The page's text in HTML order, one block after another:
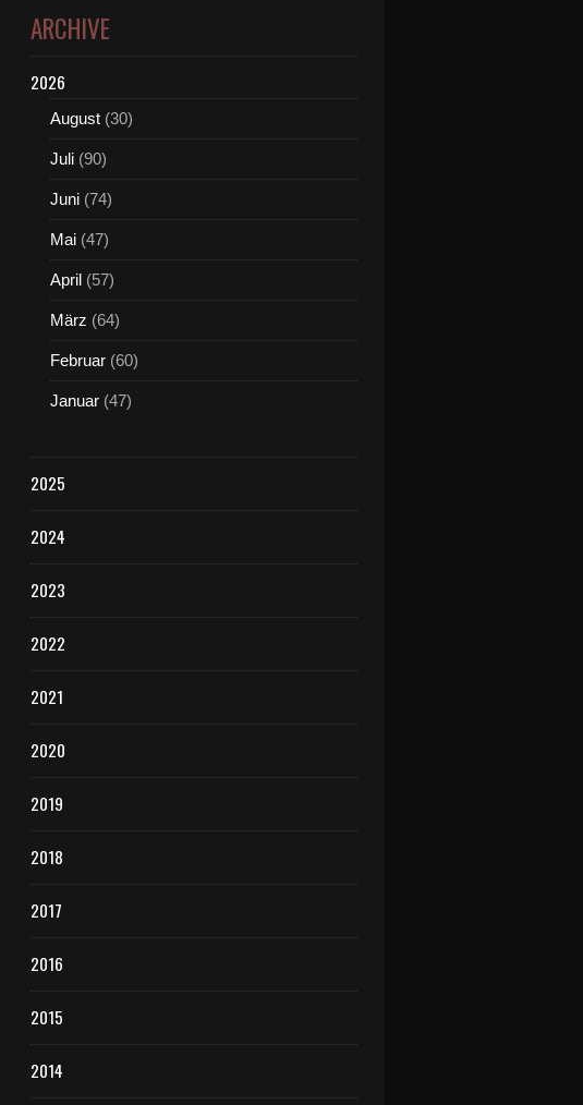
ARCHIVE
2026
August (30)
Juli (90)
Juni (74)
Mai (47)
April (57)
März (64)
Februar (60)
Januar (47)
2025
2024
2023
2022
2021
2020
2019
2018
2017
2016
2015
2014